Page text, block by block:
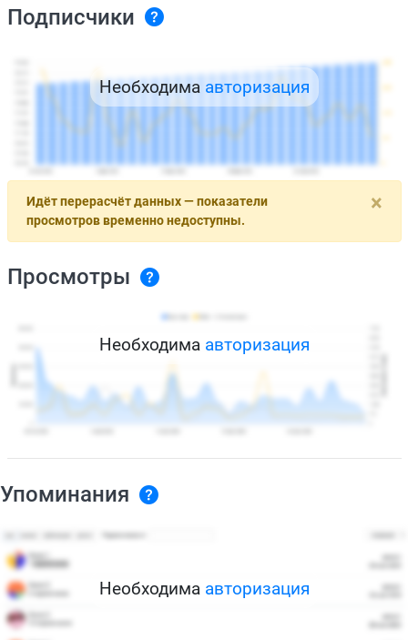
Подписчики
Необходима авторизация
×
Идёт перерасчёт данных — показатели
просмотров временно недоступны.
Просмотры
Необходима авторизация
Упоминания
Необходима авторизация